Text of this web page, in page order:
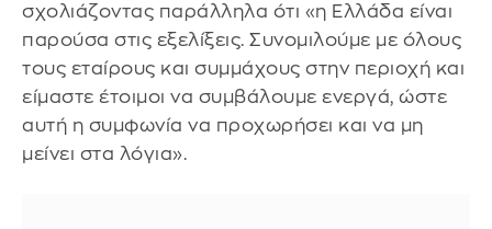
σχολιάζοντας παράλληλα ότι «η Ελλάδα είναι
παρούσα στις εξελίξεις. Συνομιλούμε με όλους
τους εταίρους και συμμάχους στην περιοχή και
είμαστε έτοιμοι να συμβάλουμε ενεργά, ώστε
αυτή η συμφωνία να προχωρήσει και να μη
μείνει στα λόγια».